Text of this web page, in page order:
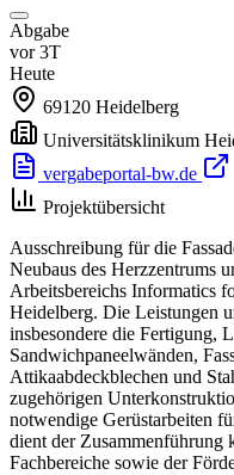
Abgabe
vor 3T
Heute
69120 Heidelberg
Universitätsklinikum
vergabeportal-bw.de
Projektübersicht
Ausschreibung für die
Neubaus des Herzzentrums
Arbeitsbereichs Informatics
Heidelberg. Die Leistungen
insbesondere die Fertigung,
Sandwichpaneelwänden,
Attikaabdeckblechen und
zugehörigen
notwendige Gerüstarbeiten
dient der Zusammenführung
Fachbereiche sowie der